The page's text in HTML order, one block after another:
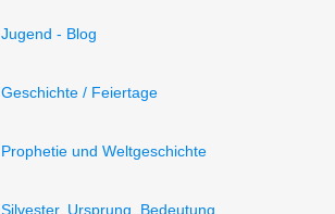
Jugend - Blog
Geschichte / Feiertage
Prophetie und Weltgeschichte
Silvester, Ursprung, Bedeutung